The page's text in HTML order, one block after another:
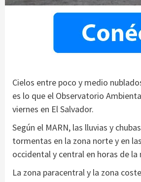
Cielos entre poco y medio
es lo que el Observatorio
viernes en El Salvador.
Según el MARN, las lluvias y
tormentas en la zona norte y en
occidental y central en horas de la
La zona paracentral y la zona